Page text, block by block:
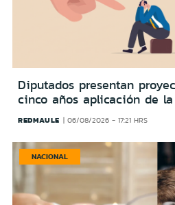
Diputados presentan
cinco años aplicación de
REDMAULE 06/08/2026 - 17:21 HRS
NACIONAL